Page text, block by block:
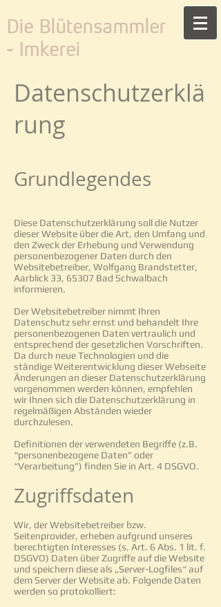
​Die Blütensammler
- Imkerei
Datenschutzerklä
rung
Grundlegendes
Diese Datenschutzerklärung soll die Nutzer
dieser Website über die Art, den Umfang und
den Zweck der Erhebung und Verwendung
personenbezogener Daten durch den
Websitebetreiber, Wolfgang Brandstetter,
Aarblick 33, 65307 Bad Schwalbach
informieren.
Der Websitebetreiber nimmt Ihren
Datenschutz sehr ernst und behandelt Ihre
personenbezogenen Daten vertraulich und
entsprechend der gesetzlichen Vorschriften.
Da durch neue Technologien und die
ständige Weiterentwicklung dieser Webseite
Änderungen an dieser Datenschutzerklärung
vorgenommen werden können, empfehlen
wir Ihnen sich die Datenschutzerklärung in
regelmäßigen Abständen wieder
durchzulesen.
Definitionen der verwendeten Begriffe (z.B.
“personenbezogene Daten” oder
“Verarbeitung”) finden Sie in Art. 4 DSGVO.
Zugriffsdaten
Wir, der Websitebetreiber bzw.
Seitenprovider, erheben aufgrund unseres
berechtigten Interesses (s. Art. 6 Abs. 1 lit. f.
DSGVO) Daten über Zugriffe auf die Website
und speichern diese als „Server-Logfiles“ auf
dem Server der Website ab. Folgende Daten
werden so protokolliert: